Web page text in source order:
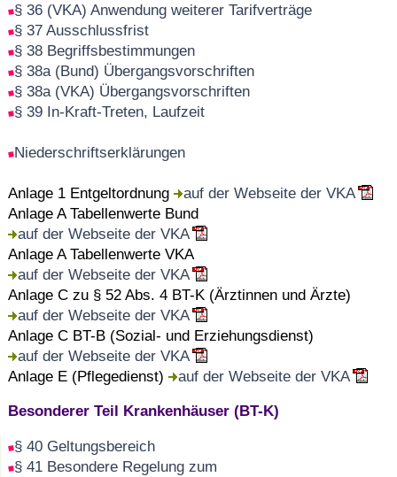
§ 36 (VKA) Anwendung weiterer Tarifverträge
§ 37 Ausschlussfrist
§ 38 Begriffsbestimmungen
§ 38a (Bund) Übergangsvorschriften
§ 38a (VKA) Übergangsvorschriften
§ 39 In-Kraft-Treten, Laufzeit
Niederschriftserklärungen
Anlage 1 Entgeltordnung
auf der Webseite der VKA
Anlage A Tabellenwerte Bund
auf der Webseite der VKA
Anlage A Tabellenwerte VKA
auf der Webseite der VKA
Anlage C zu § 52 Abs. 4 BT-K (Ärztinnen und Ärzte)
auf der Webseite der VKA
Anlage C BT-B (Sozial- und Erziehungsdienst)
auf der Webseite der VKA
Anlage E (Pflegedienst)
auf der Webseite der VKA
Besonderer Teil Krankenhäuser (BT-K)
§ 40 Geltungsbereich
§ 41 Besondere Regelung zum